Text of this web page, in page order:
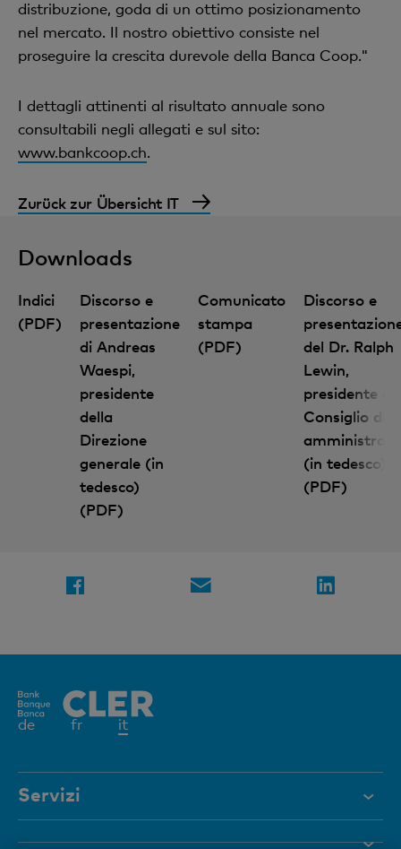
distribuzione, goda di un ottimo posizionamento
nel mercato. Il nostro obiettivo consiste nel
proseguire la crescita durevole della Banca Coop."
I dettagli attinenti al risultato annuale sono
consultabili negli allegati e sul sito:
www.bankcoop.ch.
Zurück zur Übersicht IT
Downloads
Indici
(PDF)
Discorso e
presentazione
di Andreas
Waespi,
presidente
della
Direzione
generale (in
tedesco)
(PDF)
Comunicato
stampa
(PDF)
Discorso e
del Dr. Ralph
Lewin,
presidente
Consiglio di
(in tedesco)
(PDF)
Nozioni finanziarie digitali e compatte
Abbonatevi alla newsletter
de fr itElemento
Servizi